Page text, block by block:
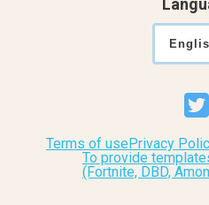
Terms of usePrivacy
To provide
(Fortnite, DBD,